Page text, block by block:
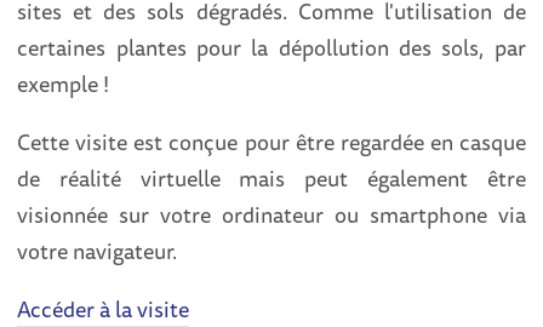
sites et des sols dégradés. Comme l'utilisation de
certaines plantes pour la dépollution des sols, par
exemple !
Cette visite est conçue pour être regardée en casque
de réalité virtuelle mais peut également être
visionnée sur votre ordinateur ou smartphone via
votre navigateur.
Accéder à la visite